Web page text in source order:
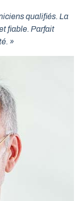
qualifiés. La
fiable. Parfait
»